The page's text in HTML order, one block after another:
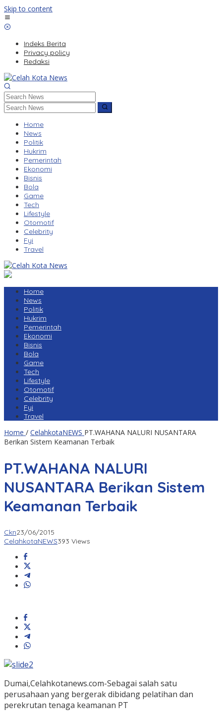
Skip to content
Indeks Berita
Privacy policy
Redaksi
Home
News
Politik
Hukrim
Pemerintah
Ekonomi
Bisnis
Bola
Game
Tech
Lifestyle
Otomotif
Celebrity
Fyi
Travel
Home
News
Politik
Hukrim
Pemerintah
Ekonomi
Bisnis
Bola
Game
Tech
Lifestyle
Otomotif
Celebrity
Fyi
Travel
Home / CelahkotaNEWS PT.WAHANA NALURI NUSANTARA
Berikan Sistem Keamanan Terbaik
PT.WAHANA NALURI
NUSANTARA Berikan Sistem
Keamanan Terbaik
Ckn23/06/2015
CelahkotaNEWS393 Views
Dumai,Celahkotanews.com-Sebagai salah satu
perusahaan yang bergerak dibidang pelatihan dan
perekrutan tenaga keamanan PT